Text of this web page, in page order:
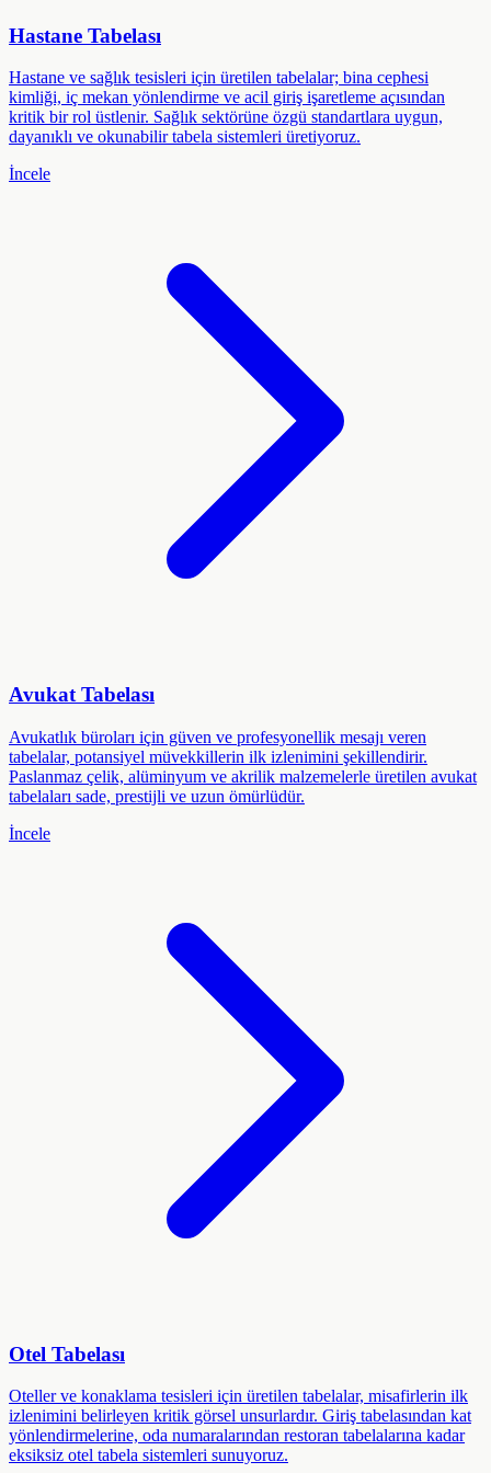
Hastane Tabelası
Hastane ve sağlık tesisleri için üretilen tabelalar; bina cephesi
kimliği, iç mekan yönlendirme ve acil giriş işaretleme açısından
kritik bir rol üstlenir. Sağlık sektörüne özgü standartlara uygun,
dayanıklı ve okunabilir tabela sistemleri üretiyoruz.
İncele
Avukat Tabelası
Avukatlık büroları için güven ve profesyonellik mesajı veren
tabelalar, potansiyel müvekkillerin ilk izlenimini şekillendirir.
Paslanmaz çelik, alüminyum ve akrilik malzemelerle üretilen avukat
tabelaları sade, prestijli ve uzun ömürlüdür.
İncele
Otel Tabelası
Oteller ve konaklama tesisleri için üretilen tabelalar, misafirlerin ilk
izlenimini belirleyen kritik görsel unsurlardır. Giriş tabelasından kat
yönlendirmelerine, oda numaralarından restoran tabelalarına kadar
eksiksiz otel tabela sistemleri sunuyoruz.